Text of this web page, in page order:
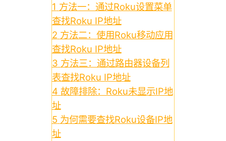
1 方法一：通过Roku设置菜单
查找Roku IP地址
2 方法二：使用Roku移动应用
查找Roku IP地址
3 方法三：通过路由器设备列
表查找Roku IP地址
4 故障排除：Roku未显示IP地
址
5 为何需要查找Roku设备IP地
址